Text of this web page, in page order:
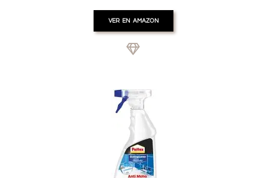
VER EN AMAZON